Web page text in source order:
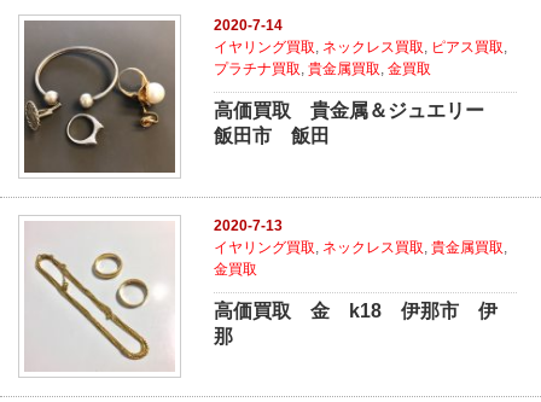
2020-7-14
イヤリング買取, ネックレス買取, ピアス買取,
プラチナ買取,貴金属買取,金買取
高価買取 貴金属＆ジュエリー
飯田市 飯田
2020-7-13
イヤリング買取, ネックレス買取,貴金属買取,
金買取
高価買取 金 k18 伊那市 伊
那